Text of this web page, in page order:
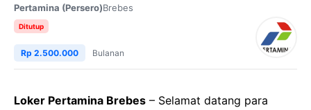
Pertamina (Persero)Brebes
Ditutup
Rp 2.500.000 Bulanan
Loker Pertamina Brebes – Selamat datang para